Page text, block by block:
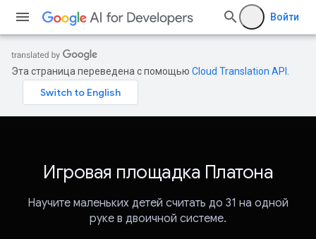
Войти
Эта страница переведена с помощью Cloud Translation API
Игровая площадка Платона
Научите маленьких детей считать до 31 на одной
руке в двоичной системе.